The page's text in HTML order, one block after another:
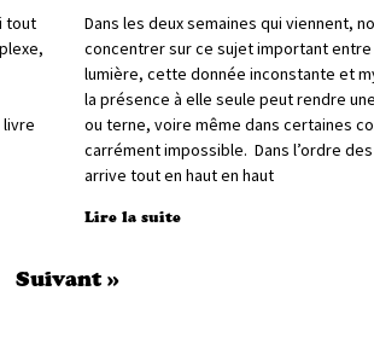
tout
Dans les deux semaines qui viennent,
concentrer sur ce sujet important entre
lumière, cette donnée inconstante et
la présence à elle seule peut rendre
ou terne, voire même dans certaines
carrément impossible. Dans l’ordre
arrive tout en haut en haut
Lire la suite
Suivant »